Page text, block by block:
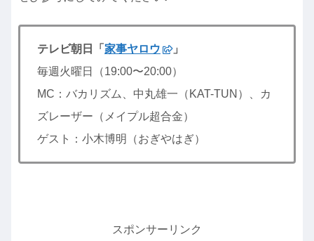
テレビ朝日「 家事ヤロウ
」
毎週火曜日（19:00〜20:00）
MC：バカリズム、中丸雄一（KAT-TUN）、カ
ズレーザー（メイプル超合金）
ゲスト：小木博明（おぎやはぎ）
スポンサーリンク